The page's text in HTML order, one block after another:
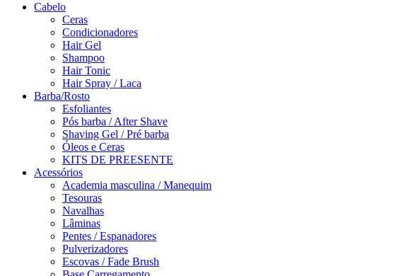
Cabelo
Ceras
Condicionadores
Hair Gel
Shampoo
Hair Tonic
Hair Spray / Laca
Barba/Rosto
Esfoliantes
Pós barba / After Shave
Shaving Gel / Pré barba
Óleos e Ceras
KITS DE PREESENTE
Acessórios
Academia masculina / Manequim
Tesouras
Navalhas
Lâminas
Pentes / Espanadores
Pulverizadores
Escovas / Fade Brush